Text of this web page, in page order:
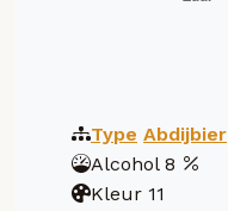
Type Abdijbier
Alcohol 8
Kleur 11